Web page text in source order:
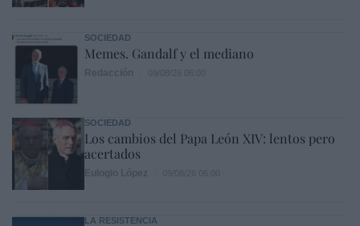
SOCIEDAD
Memes. Gandalf y el mediano
SOCIEDAD
Los cambios del Papa León XIV: lentos pero
acertados
LA RESISTENCIA